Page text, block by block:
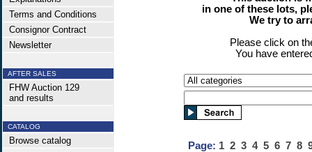
Terms and Conditions
Consignor Contract
Newsletter
AFTER SALES
FHW Auction 129
and results
CATALOG
Browse catalog
in one of these lots,
We try to
Please click on
You have
Page: 1 2 3 4 5 6 7 8